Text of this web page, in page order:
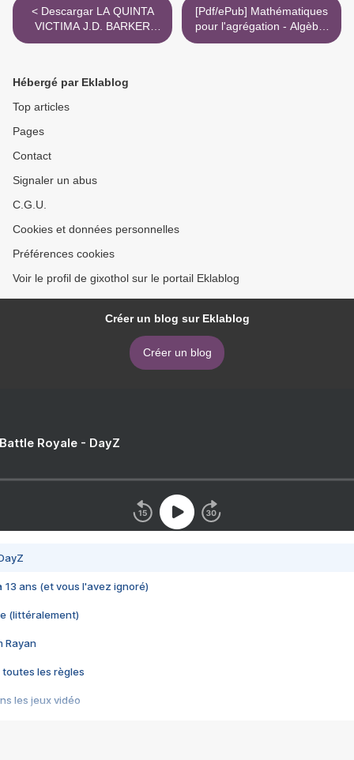
< Descargar LA QUINTA
VICTIMA J.D. BARKER
Gratis - EPUB, PDF y MOBI
[Pdf/ePub] Mathématiques
pour l'agrégation - Algèbre
et géométrie by Jean-
Hébergé par Eklablog
Top articles
Pages
Contact
Signaler un abus
C.G.U.
Cookies et données personnelles
Préférences cookies
Voir le profil de gixothol sur le portail Eklablog
Créer un blog sur Eklablog
Créer un blog
Royale - DayZ
13 ans (et vous l'avez ignoré)
(littéralement)
Rayan
toutes les règles
les jeux vidéo